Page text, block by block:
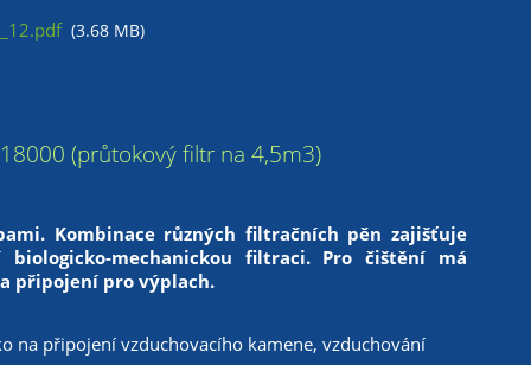
(3.68 MB)
(průtokový filtr na 4,5m3)
Kombinace různých filtračních pěn zajišťuje
mechanickou filtraci. Pro čištění má
připojení pro výplach.
na připojení vzduchovacího kamene, vzduchování